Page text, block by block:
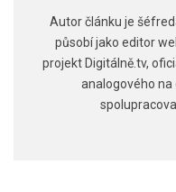
Autor článku je
působí jako editor
projekt Digitálně.tv,
analogového na